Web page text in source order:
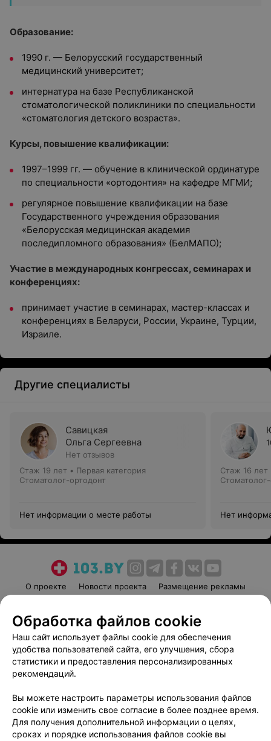
Образование:
1990 г. — Белорусский государственный
медицинский университет;
интернатура на базе Республиканской
стоматологической поликлиники по специальности
«стоматология детского возраста».
Курсы, повышение квалификации:
1997–1999 гг. — обучение в клинической ординатуре
по специальности «ортодонтия» на кафедре МГМИ;
регулярное повышение квалификации на базе
Государственного учреждения образования
«Белорусская медицинская академия
последипломного образования» (БелМАПО);
Участие в международных конгрессах, семинарах и
конференциях:
принимает участие в семинарах, мастер-классах и
конференциях в Беларуси, России, Украине, Турции,
Израиле.
Другие специалисты
Савицкая
Ольга Сергеевна
Нет отзывов
Стаж 19 лет • Первая категория
Стоматолог-ортодонт
Нет информации о месте работы
Стаж 16 лет
Нет
О проекте Новости проекта
Размещение рекламы
Пользовательское соглашение
Способы оплаты
Вакансии
Партнеры
Написать руководителю 103.by
Обработка персональных данных
Обработка файлов cookie
Наш сайт использует файлы cookie для обеспечения
удобства пользователей сайта, его улучшения, сбора
статистики и предоставления персонализированных
рекомендаций.
Вы можете настроить параметры использования файлов
cookie или изменить свое согласие в более позднее время.
Для получения дополнительной информации о целях,
сроках и порядке использования файлов cookie вы